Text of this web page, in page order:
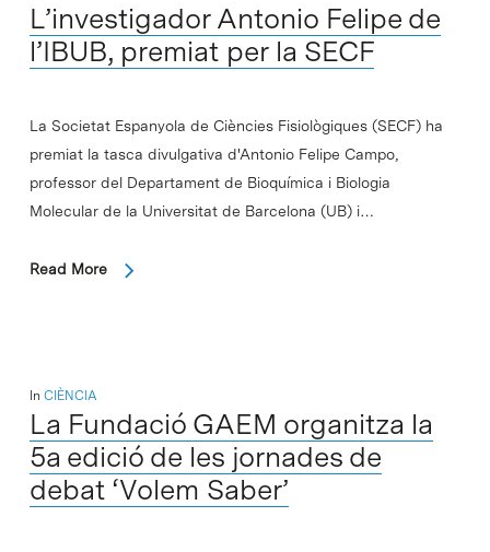
L’investigador Antonio Felipe de
l’IBUB, premiat per la SECF
La Societat Espanyola de Ciències Fisiològiques (SECF) ha
premiat la tasca divulgativa d'Antonio Felipe Campo,
professor del Departament de Bioquímica i Biologia
Molecular de la Universitat de Barcelona (UB) i…
Read More
In CIÈNCIA
La Fundació GAEM organitza la
5a edició de les jornades de
debat ‘Volem Saber’